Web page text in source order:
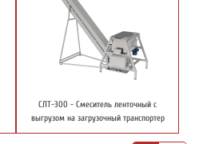
СЛТ-300 - Смеситель ленточный с
выгрузом на загрузочный транспортер